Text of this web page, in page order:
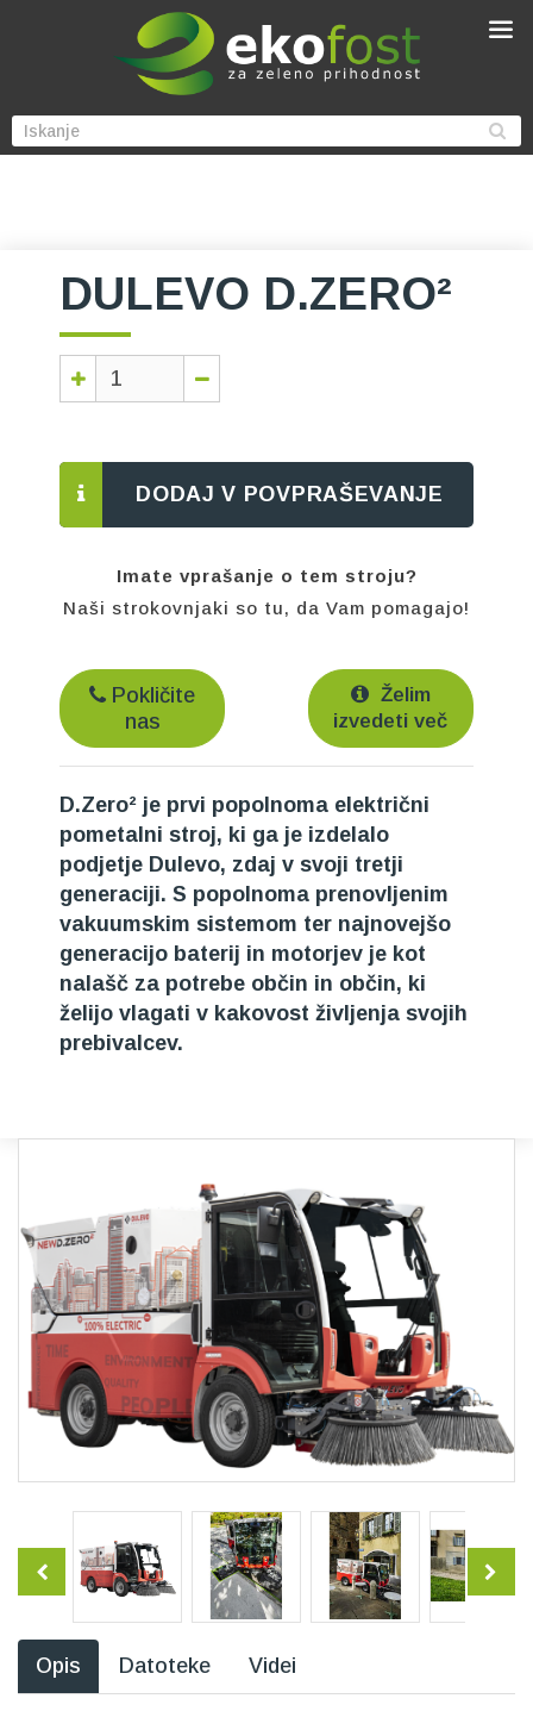
DULEVO D.ZERO²
DODAJ V POVPRAŠEVANJE
Imate vprašanje o tem stroju?
Naši strokovnjaki so tu, da Vam pomagajo!
Pokličite
nas
Želim
izvedeti več
D.Zero² je prvi popolnoma električni
pometalni stroj, ki ga je izdelalo
podjetje Dulevo, zdaj v svoji tretji
generaciji. S popolnoma prenovljenim
vakuumskim sistemom ter najnovejšo
generacijo baterij in motorjev je kot
nalašč za potrebe občin in občin, ki
želijo vlagati v kakovost življenja svojih
prebivalcev.
Opis Datoteke Videi